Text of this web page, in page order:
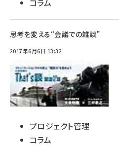
コラム
思考を変える“会議での雑談”
2017年6月6日 13:32
プロジェクト管理
コラム